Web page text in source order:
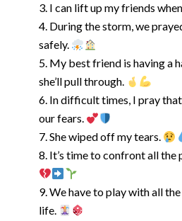
I can lift up my friends
During the storm, we
safely.
My best friend is having a
she’ll pull through.
In difficult times, I pray
our fears.
She wiped off my tears.
It’s time to confront all the
We have to play with all
life.